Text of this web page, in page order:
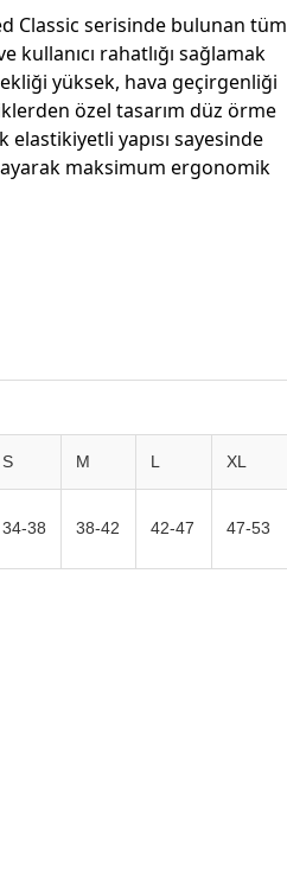
Classic serisinde bulunan tüm
rahatlığı sağlamak
yüksek, hava geçirgenliği
özel tasarım düz örme
yapısı sayesinde
maksimum ergonomik
S M L XL
34-38 38-42 42-47 47-53